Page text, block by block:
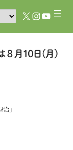
X Instagram
YouTube
」